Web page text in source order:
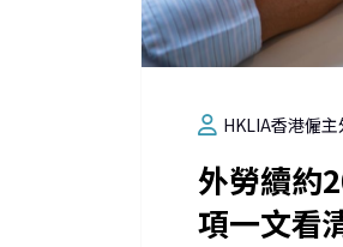
HKLIA香港僱
外勞續約
項一文看